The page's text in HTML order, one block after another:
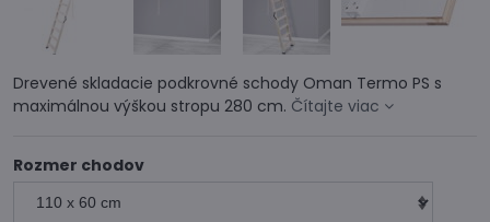
Drevené skladacie podkrovné schody Oman Termo PS s
maximálnou výškou stropu 280 cm. Čítajte viac
Rozmer chodov